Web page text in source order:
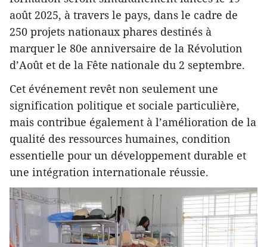
août 2025, à travers le pays, dans le cadre de
250 projets nationaux phares destinés à
marquer le 80e anniversaire de la Révolution
d’Août et de la Fête nationale du 2 septembre.
Cet événement revêt non seulement une
signification politique et sociale particulière,
mais contribue également à l’amélioration de la
qualité des ressources humaines, condition
essentielle pour un développement durable et
une intégration internationale réussie.